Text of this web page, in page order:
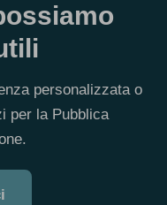
personalizzata o
per la Pubblica